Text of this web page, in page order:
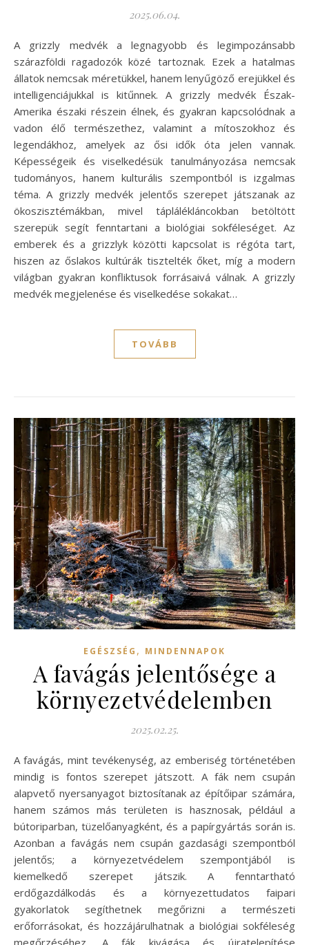
2025.06.04.
A grizzly medvék a legnagyobb és legimpozánsabb
szárazföldi ragadozók közé tartoznak. Ezek a hatalmas
állatok nemcsak méretükkel, hanem lenyűgöző erejükkel és
intelligenciájukkal is kitűnnek. A grizzly medvék Észak-
Amerika északi részein élnek, és gyakran kapcsolódnak a
vadon élő természethez, valamint a mítoszokhoz és
legendákhoz, amelyek az ősi idők óta jelen vannak.
Képességeik és viselkedésük tanulmányozása nemcsak
tudományos, hanem kulturális szempontból is izgalmas
téma. A grizzly medvék jelentős szerepet játszanak az
ökoszisztémákban, mivel táplálékláncokban betöltött
szerepük segít fenntartani a biológiai sokféleséget. Az
emberek és a grizzlyk közötti kapcsolat is régóta tart,
hiszen az őslakos kultúrák tisztelték őket, míg a modern
világban gyakran konfliktusok forrásaivá válnak. A grizzly
medvék megjelenése és viselkedése sokakat…
TOVÁBB
EGÉSZSÉG , MINDENNAPOK
A favágás jelentősége a
környezetvédelemben
2025.02.25.
A favágás, mint tevékenység, az emberiség történetében
mindig is fontos szerepet játszott. A fák nem csupán
alapvető nyersanyagot biztosítanak az építőipar számára,
hanem számos más területen is hasznosak, például a
bútoriparban, tüzelőanyagként, és a papírgyártás során is.
Azonban a favágás nem csupán gazdasági szempontból
jelentős; a környezetvédelem szempontjából is
kiemelkedő szerepet játszik. A fenntartható
erdőgazdálkodás és a környezettudatos faipari
gyakorlatok segíthetnek megőrizni a természeti
erőforrásokat, és hozzájárulhatnak a biológiai sokféleség
megőrzéséhez. A fák kivágása és újratelepítése